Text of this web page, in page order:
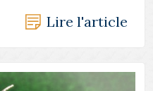
Lire l'article